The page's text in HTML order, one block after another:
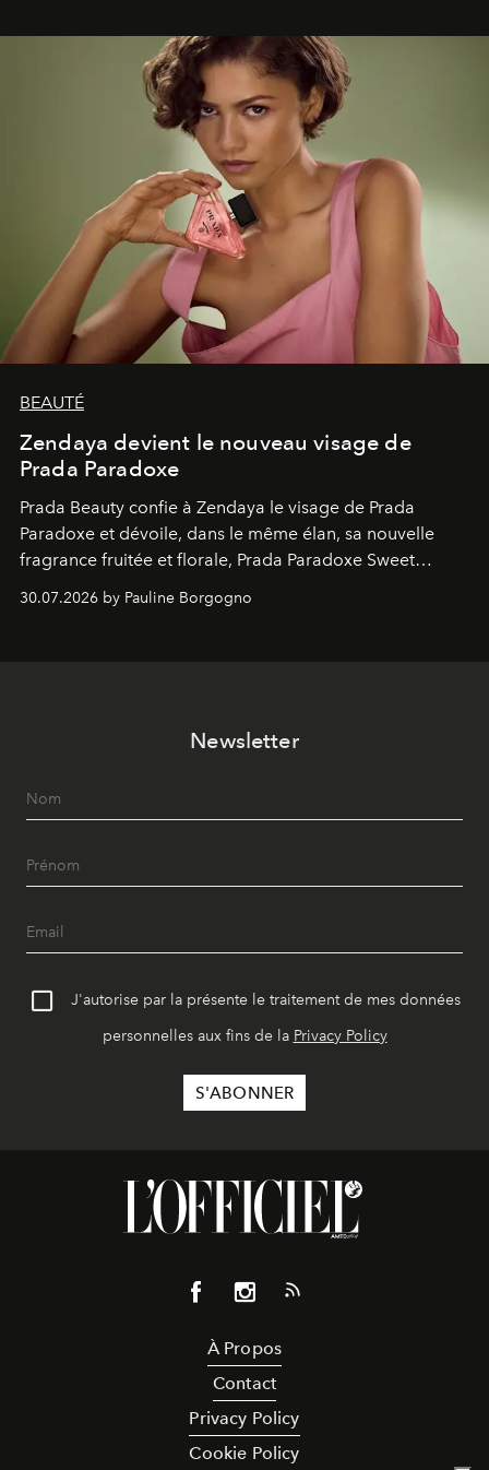
émerveillement.
BEAUTÉ
Zendaya devient le nouveau visage de
Prada Paradoxe
Prada Beauty confie à Zendaya le visage de Prada
Paradoxe et dévoile, dans le même élan, sa nouvelle
fragrance fruitée et florale, Prada Paradoxe Sweet
Chemistry Eau de Parfum.
30.07.2026 by Pauline Borgogno
Newsletter
J'autorise par la présente le traitement de mes données
personnelles aux fins de la Privacy Policy
À Propos
Contact
Privacy Policy
Cookie Policy